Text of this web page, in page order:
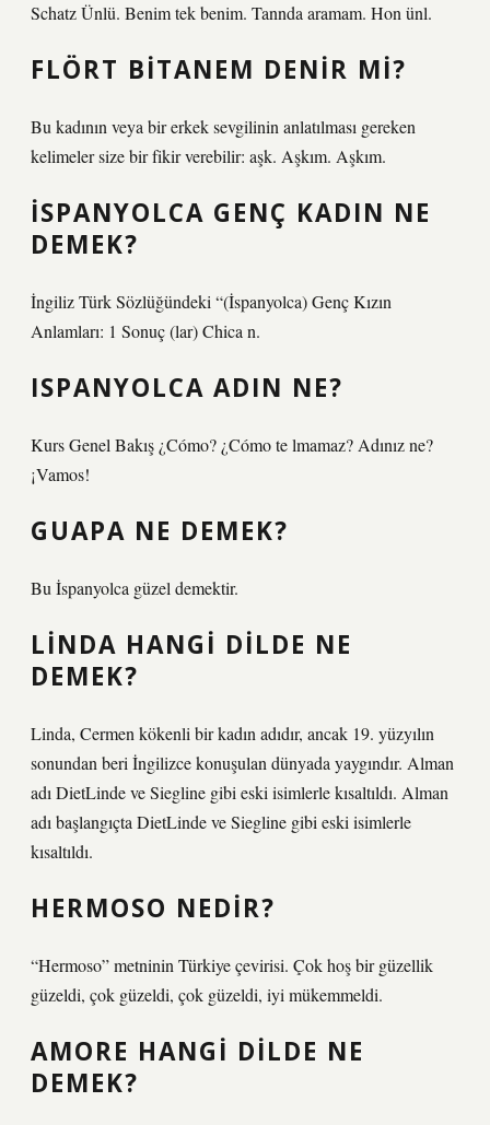
Schatz Ünlü. Benim tek benim. Tannda aramam. Hon ünl.
FLÖRT BITANEM DENIR MI?
Bu kadının veya bir erkek sevgilinin anlatılması gereken
kelimeler size bir fikir verebilir: aşk. Aşkım. Aşkım.
İSPANYOLCA GENÇ KADIN NE
DEMEK?
İngiliz Türk Sözlüğündeki “(İspanyolca) Genç Kızın
Anlamları: 1 Sonuç (lar) Chica n.
ISPANYOLCA ADIN NE?
Kurs Genel Bakış ¿Cómo? ¿Cómo te lmamaz? Adınız ne?
¡Vamos!
GUAPA NE DEMEK?
Bu İspanyolca güzel demektir.
LINDA HANGI DILDE NE
DEMEK?
Linda, Cermen kökenli bir kadın adıdır, ancak 19. yüzyılın
sonundan beri İngilizce konuşulan dünyada yaygındır. Alman
adı DietLinde ve Siegline gibi eski isimlerle kısaltıldı. Alman
adı başlangıçta DietLinde ve Siegline gibi eski isimlerle
kısaltıldı.
HERMOSO NEDIR?
“Hermoso” metninin Türkiye çevirisi. Çok hoş bir güzellik
güzeldi, çok güzeldi, çok güzeldi, iyi mükemmeldi.
AMORE HANGI DILDE NE
DEMEK?